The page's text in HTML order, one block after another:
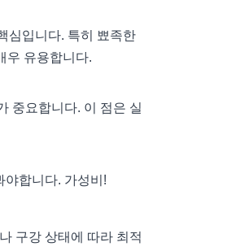
심입니다. 특히 뾰족한
우 유용합니다.
중요합니다. 이 점은 실
야합니다. 가성비!
구강 상태에 따라 최적